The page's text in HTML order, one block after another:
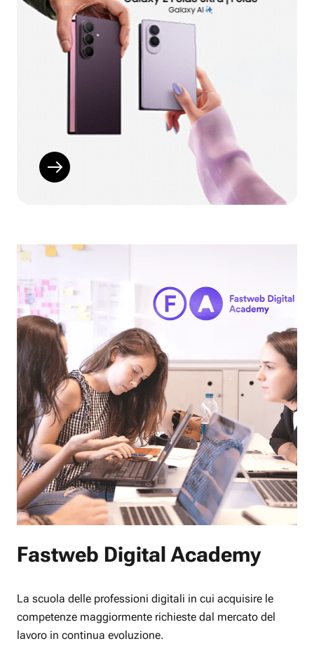
Fastweb Digital Academy
La scuola delle professioni digitali in cui acquisire le
competenze maggiormente richieste dal mercato del
lavoro in continua evoluzione.